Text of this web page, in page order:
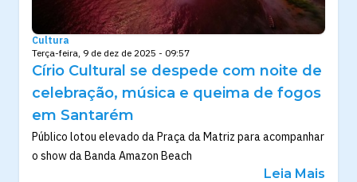
Cultura
Terça-feira, 9 de dez de 2025 - 09:57
Círio Cultural se despede com noite de
celebração, música e queima de fogos
em Santarém
Público lotou elevado da Praça da Matriz para acompanhar
o show da Banda Amazon Beach
Leia Mais